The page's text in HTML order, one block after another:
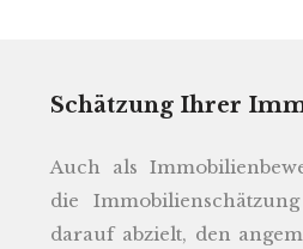
Schätzung Ihrer
Auch als
die
darauf abzielt, den